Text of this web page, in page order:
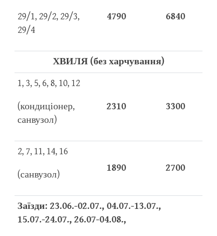
29/1, 29/2, 29/3,
29/4
4790 6840
ХВИЛЯ (без харчування)
1, 3, 5, 6, 8, 10, 12
(кондиціонер,
санвузол)
2310 3300
2, 7, 11, 14, 16
(санвузол)
1890 2700
Заїзди: 23.06.-02.07., 04.07.-13.07.,
15.07.-24.07., 26.07-04.08.,